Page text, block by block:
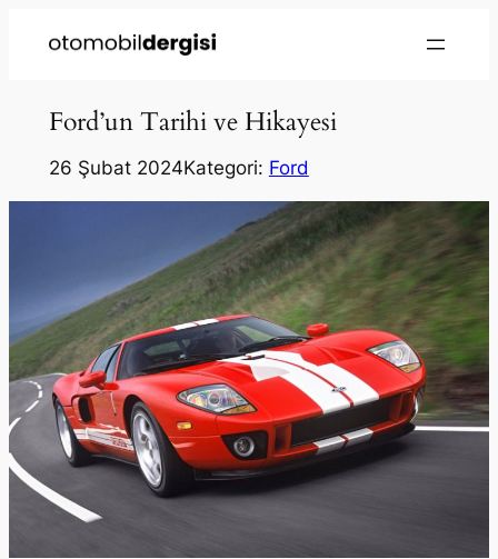
Ford’un Tarihi ve Hikayesi
26 Şubat 2024Kategori: Ford